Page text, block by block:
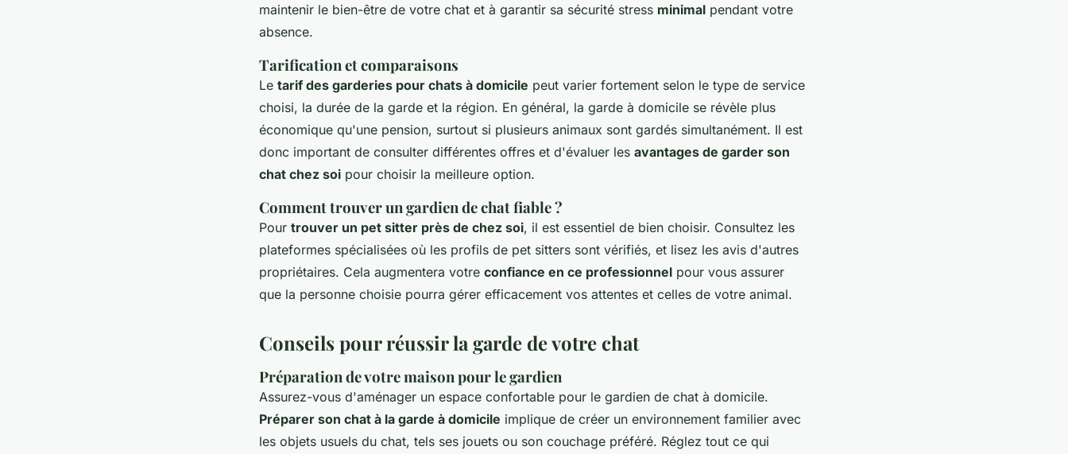
maintenir le bien-être de votre chat et à garantir sa sécurité stress minimal pendant votre
absence.
Tarification et comparaisons
Le tarif des garderies pour chats à domicile peut varier fortement selon le type de service
choisi, la durée de la garde et la région. En général, la garde à domicile se révèle plus
économique qu'une pension, surtout si plusieurs animaux sont gardés simultanément. Il est
donc important de consulter différentes offres et d'évaluer les avantages de garder son
chat chez soi pour choisir la meilleure option.
Comment trouver un gardien de chat fiable ?
Pour trouver un pet sitter près de chez soi, il est essentiel de bien choisir. Consultez les
plateformes spécialisées où les profils de pet sitters sont vérifiés, et lisez les avis d'autres
propriétaires. Cela augmentera votre confiance en ce professionnel pour vous assurer
que la personne choisie pourra gérer efficacement vos attentes et celles de votre animal.
Conseils pour réussir la garde de votre chat
Préparation de votre maison pour le gardien
Assurez-vous d'aménager un espace confortable pour le gardien de chat à domicile.
Préparer son chat à la garde à domicile implique de créer un environnement familier avec
les objets usuels du chat, tels ses jouets ou son couchage préféré. Réglez tout ce qui